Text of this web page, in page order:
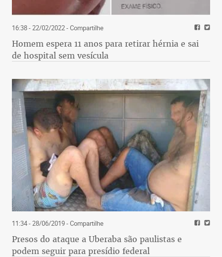
16:38 - 22/02/2022- Compartilhe
Homem espera 11 anos para retirar hérnia e sai
de hospital sem vesícula
11:34 - 28/06/2019- Compartilhe
Presos do ataque a Uberaba são paulistas e
podem seguir para presídio federal